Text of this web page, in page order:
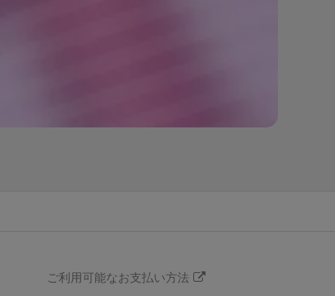
ご利用可能なお支払い方法